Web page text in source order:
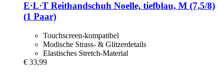
E·L·T Reithandschuh Noelle, tiefblau, M (7,5/8)
(1 Paar)
Touchscreen-kompatibel
Modische Strass- & Glitzerdetails
Elastisches Stretch-Material
€ 33,99